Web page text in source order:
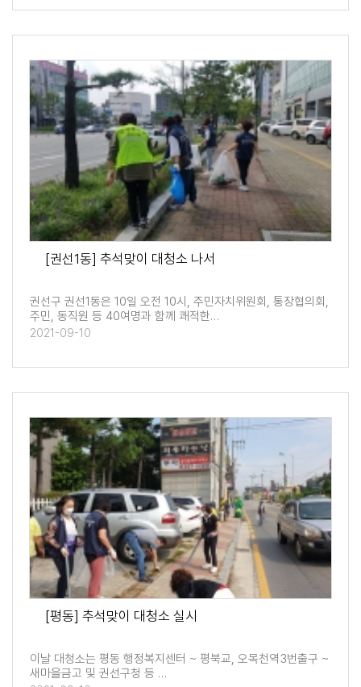
[권선1동] 추석맞이 대청소 나서
권선구 권선1동은 10일 오전 10시, 주민자치위원회, 통장협의회,
주민, 동직원 등 40여명과 함께 쾌적한…
2021-09-10
[평동] 추석맞이 대청소 실시
이날 대청소는 평동 행정복지센터 ~ 평북교, 오목천역3번출구 ~
새마을금고 및 권선구청 등 …